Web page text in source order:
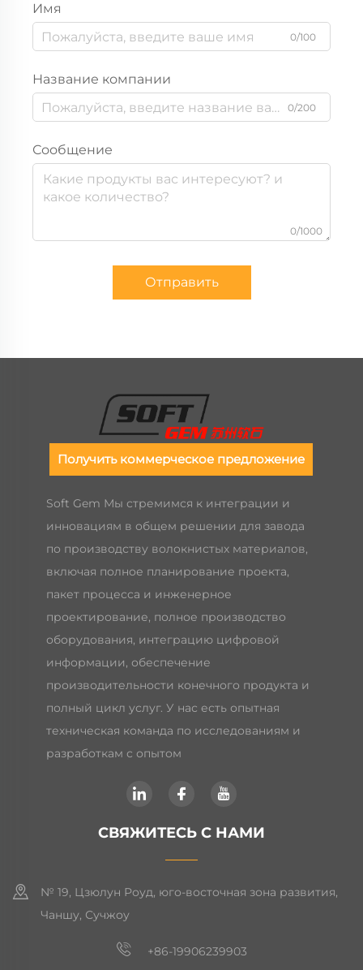
Имя
0/100
Название компании
0/200
Сообщение
0/1000
Отправить
Получить коммерческое предложение
Soft Gem Мы стремимся к интеграции и
инновациям в общем решении для завода
по производству волокнистых материалов,
включая полное планирование проекта,
пакет процесса и инженерное
проектирование, полное производство
оборудования, интеграцию цифровой
информации, обеспечение
производительности конечного продукта и
полный цикл услуг. У нас есть опытная
техническая команда по исследованиям и
разработкам с опытом
СВЯЖИТЕСЬ С НАМИ
№ 19, Цзюлун Роуд, юго-восточная зона развития,
Чаншу, Сучжоу
+86-19906239903